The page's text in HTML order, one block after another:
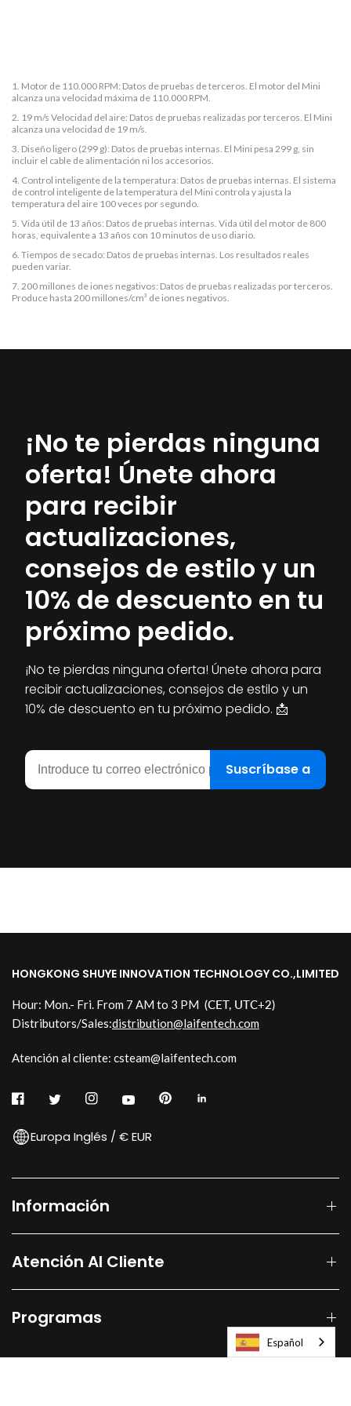
1. Motor de 110.000 RPM: Datos de pruebas de terceros. El motor del Mini
alcanza una velocidad máxima de 110.000 RPM.
2. 19 m/s Velocidad del aire: Datos de pruebas realizadas por terceros. El Mini
alcanza una velocidad de 19 m/s.
3. Diseño ligero (299 g): Datos de pruebas internas. El Mini pesa 299 g, sin
incluir el cable de alimentación ni los accesorios.
4. Control inteligente de la temperatura: Datos de pruebas internas. El sistema
de control inteligente de la temperatura del Mini controla y ajusta la
temperatura del aire 100 veces por segundo.
5. Vida útil de 13 años: Datos de pruebas internas. Vida útil del motor de 800
horas, equivalente a 13 años con 10 minutos de uso diario.
6. Tiempos de secado: Datos de pruebas internas. Los resultados reales
pueden variar.
7. 200 millones de iones negativos: Datos de pruebas realizadas por terceros.
Produce hasta 200 millones/cm³ de iones negativos.
¡No te pierdas ninguna
oferta! Únete ahora
para recibir
actualizaciones,
consejos de estilo y un
10% de descuento en tu
próximo pedido.
¡No te pierdas ninguna oferta! Únete ahora para
recibir actualizaciones, consejos de estilo y un
10% de descuento en tu próximo pedido. 📩
Correo electrónico
Suscríbase a
HONGKONG SHUYE INNOVATION TECHNOLOGY CO.,LIMITED
Hour: Mon.- Fri. From 7 AM to 3 PM (CET, UTC+2)
Distributors/Sales:distribution@laifentech.com
Atención al cliente: csteam@laifentech.com
Europa Inglés / € EUR
Información
Atención Al Cliente
Programas
Español